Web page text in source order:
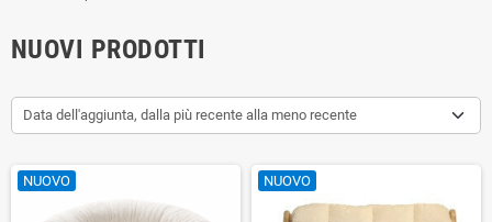
NUOVI PRODOTTI
Data dell'aggiunta, dalla più recente alla meno recente
NUOVO NUOVO